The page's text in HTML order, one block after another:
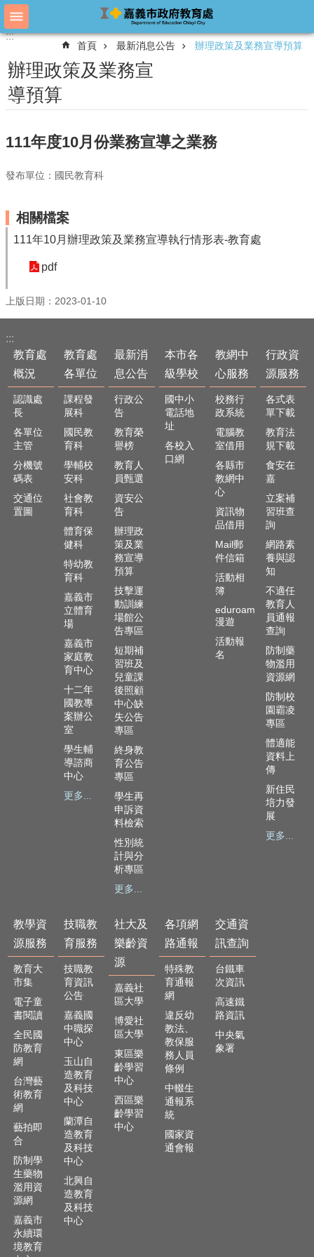
跳到主要內容區塊
進
搜
尋
育
概
教
處
最
消
息
公
告
本
市
各
級
學
教
社
大
及
樂
齡
源
各
項
網
路
通
報
交
通
資
訊
查
詢
回
首
::::::
首頁 最新消息公告 辦理政策及業務宣導預算
辦理政策及業務宣
導預算
111年度10月份業務宣導之業務
發布單位：國民教育科
相關檔案
111年10月辦理政策及業務宣導執行情形表-教育處
pdf
上版日期：2023-01-10
:::
教育處
概況
認識處
長
各單位
主管
分機號
碼表
交通位
置圖
教育處
各單位
課程發
展科
國民教
育科
學輔校
安科
社會教
育科
體育保
健科
特幼教
育科
嘉義市
立體育
場
嘉義市
家庭教
育中心
十二年
國教專
案辦公
室
學生輔
導諮商
中心
更多...
最新消
息公告
行政公
告
教育榮
譽榜
教育人
員甄選
資安公
告
辦理政
策及業
務宣導
預算
技擊運
動訓練
場館公
告專區
短期補
習班及
兒童課
後照顧
中心缺
失公告
專區
終身教
育公告
專區
學生再
申訴資
料檢索
性別統
計與分
析專區
更多...
本市各
級學校
國中小
電話地
址
各校入
口網
教網中
心服務
校務行
政系統
電腦教
室借用
各縣市
教網中
心
資訊物
品借用
Mail郵
件信箱
活動相
簿
eduroam
漫遊
活動報
名
行政資
源服務
各式表
單下載
教育法
規下載
食安在
嘉
立案補
習班查
詢
網路素
養與認
知
不適任
教育人
員通報
查詢
防制藥
物濫用
資源網
防制校
園霸凌
專區
體適能
資料上
傳
新住民
培力發
展
更多...
教學資
源服務
教育大
市集
電子童
書閱讀
全民國
防教育
網
台灣藝
術教育
網
藝拍即
合
防制學
生藥物
濫用資
源網
嘉義市
永續環
境教育
技職教
育服務
技職教
育資訊
公告
嘉義國
中職探
中心
玉山自
造教育
及科技
中心
蘭潭自
造教育
及科技
中心
北興自
造教育
及科技
中心
社大及
樂齡資
源
嘉義社
區大學
博愛社
區大學
東區樂
齡學習
中心
西區樂
齡學習
中心
各項網
路通報
特殊教
育通報
網
違反幼
教法、
教保服
務人員
條例
中輟生
通報系
統
國家資
通會報
交通資
訊查詢
台鐵車
次資訊
高速鐵
路資訊
中央氣
象署